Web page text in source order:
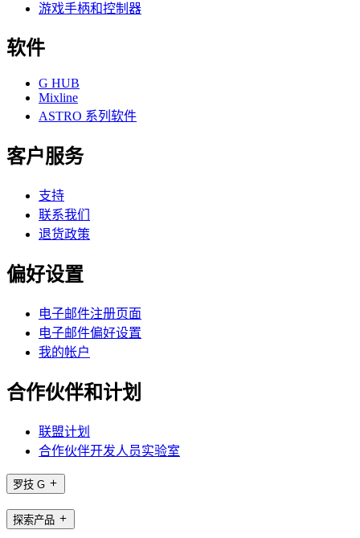
游戏手柄和控制器
软件
G HUB
Mixline
ASTRO 系列软件
客户服务
支持
联系我们
退货政策
偏好设置
电子邮件注册页面
电子邮件偏好设置
我的帐户
合作伙伴和计划
联盟计划
合作伙伴开发人员实验室
罗技 G
探索产品